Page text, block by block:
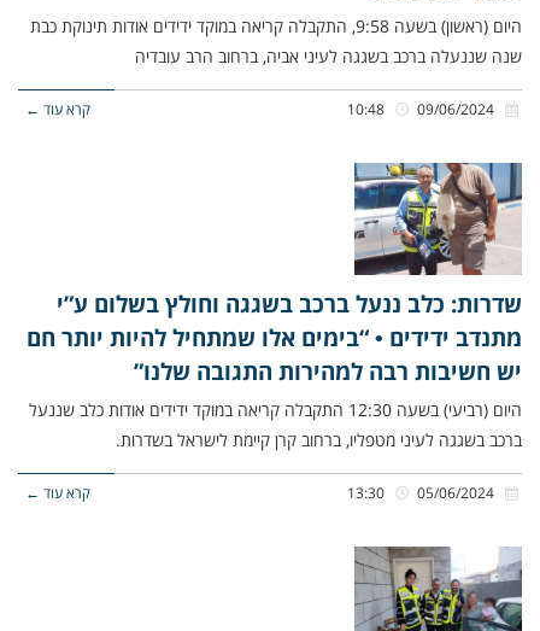
היום (ראשון) בשעה 9:58, התקבלה קריאה במוקד ידידים אודות תינוקת כבת
שנה שננעלה ברכב בשגגה לעיני אביה, ברחוב הרב עובדיה
קרא עוד ←
שדרות: כלב ננעל ברכב בשגגה וחולץ בשלום ע”י
מתנדב ידידים • “בימים אלו שמתחיל להיות יותר חם
יש חשיבות רבה למהירות התגובה שלנו”
היום (רביעי) בשעה 12:30 התקבלה קריאה במוקד ידידים אודות כלב שננעל
ברכב בשגגה לעיני מטפליו, ברחוב קרן קיימת לישראל בשדרות.
קרא עוד ←